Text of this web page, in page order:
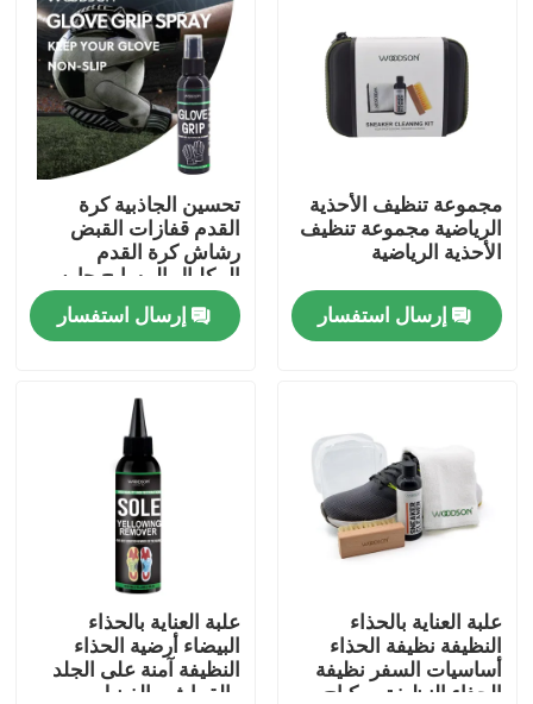
المنتجات
جولة في المعمل
ضبط الجودة
أخبار
مجموعة نوبوك للعناية بالجلد
مجموعة العناية بالجلد السويدي
طقم العناية بجلد البولي يوريثان
مجموعة تنظيف الأحذية
الرياضية مجموعة تنظيف
الأحذية الرياضية
إرسال استفسار
تحسين الجاذبية كرة
القدم قفازات القبض
رشاش كرة القدم
البيكلبال المسابح حارس
المرمى قفاز القبض
رشاشإرسال استفسار
علبة العناية بالحذاء
النظيفة نظيفة الحذاء
أساسيات السفر نظيفة
الحذاء النظيفة ومكياج
علبة العناية بالحذاء
البيضاء أرضية الحذاء
النظيفة آمنة على الجلد
والقماش والفينيل